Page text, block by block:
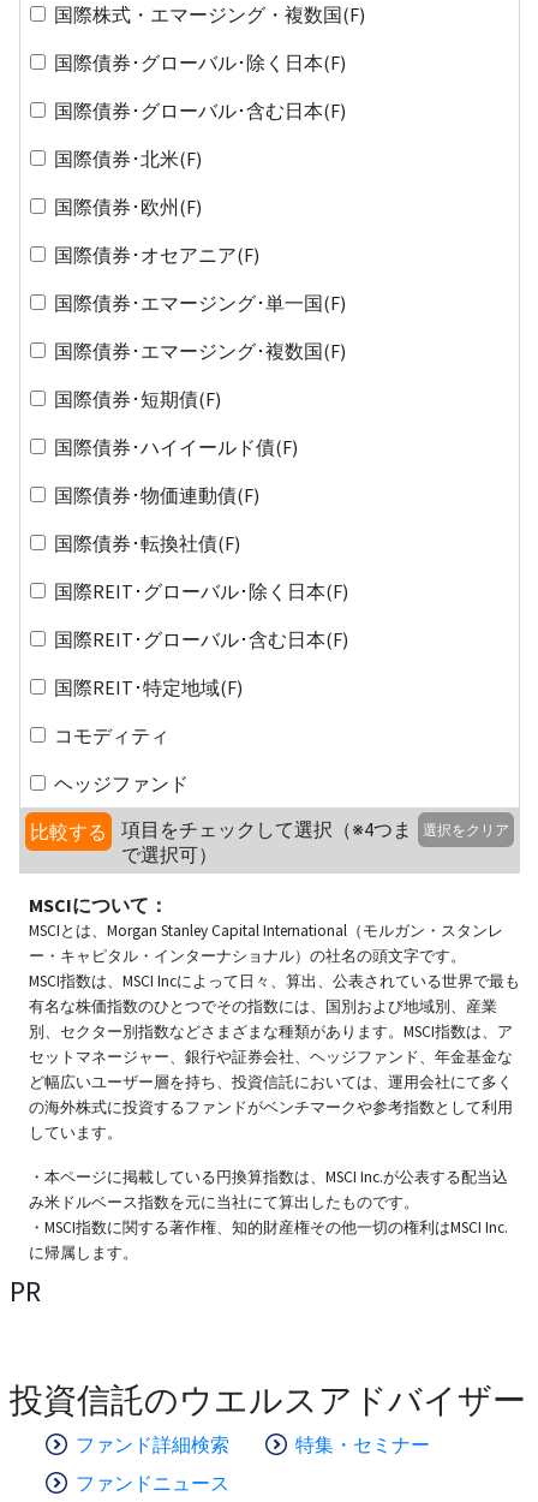
国際株式・エマージング・複数国(F)
国際債券･グローバル･除く日本(F)
国際債券･グローバル･含む日本(F)
国際債券･北米(F)
国際債券･欧州(F)
国際債券･オセアニア(F)
国際債券･エマージング･単一国(F)
国際債券･エマージング･複数国(F)
国際債券･短期債(F)
国際債券･ハイイールド債(F)
国際債券･物価連動債(F)
国際債券･転換社債(F)
国際REIT･グローバル･除く日本(F)
国際REIT･グローバル･含む日本(F)
国際REIT･特定地域(F)
コモディティ
ヘッジファンド
比較する
項目をチェックして選択（※4つま
で選択可）
選択をクリア
MSCIについて：
MSCIとは、Morgan Stanley Capital International（モルガン・スタンレ
ー・キャピタル・インターナショナル）の社名の頭文字です。
MSCI指数は、MSCI Incによって日々、算出、公表されている世界で最も
有名な株価指数のひとつでその指数には、国別および地域別、産業
別、セクター別指数などさまざまな種類があります。MSCI指数は、ア
セットマネージャー、銀行や証券会社、ヘッジファンド、年金基金な
ど幅広いユーザー層を持ち、投資信託においては、運用会社にて多く
の海外株式に投資するファンドがベンチマークや参考指数として利用
しています。
・本ページに掲載している円換算指数は、MSCI Inc.が公表する配当込
み米ドルベース指数を元に当社にて算出したものです。
・MSCI指数に関する著作権、知的財産権その他一切の権利はMSCI Inc.
に帰属します。
PR
投資信託のウエルスアドバイザー
ファンド詳細検索
特集・セミナー
ファンドニュース